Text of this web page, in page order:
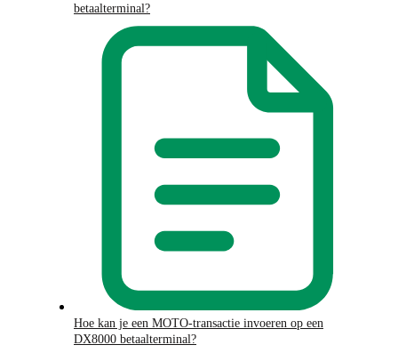
betaalterminal?
Hoe kan je een MOTO-transactie invoeren op een
DX8000 betaalterminal?